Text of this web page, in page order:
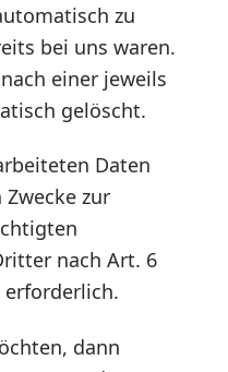
zu
bei uns waren.
einer jeweils
gelöscht.
Daten
zur
nach Art. 6
erforderlich.
dann